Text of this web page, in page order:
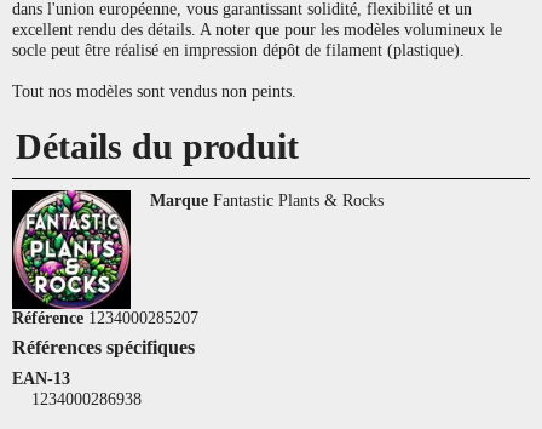
dans l'union européenne, vous garantissant solidité, flexibilité et un
excellent rendu des détails. A noter que pour les modèles volumineux le
socle peut être réalisé en impression dépôt de filament (plastique).
Tout nos modèles sont vendus non peints.
Détails du produit
Marque Fantastic Plants & Rocks
Référence 1234000285207
Références spécifiques
EAN-13
1234000286938